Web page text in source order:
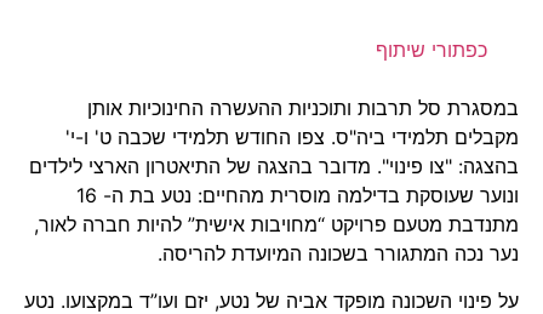
כפתורי שיתוף
במסגרת סל תרבות ותוכניות ההעשרה החינוכיות אותן
מקבלים תלמידי ביה"ס. צפו החודש תלמידי שכבה ט' ו-י'
בהצגה: "צו פינוי". מדובר בהצגה של התיאטרון הארצי לילדים
ונוער שעוסקת בדילמה מוסרית מהחיים: נטע בת ה- 16
מתנדבת מטעם פרויקט “מחויבות אישית” להיות חברה לאור,
נער נכה המתגורר בשכונה המיועדת להריסה.
על פינוי השכונה מופקד אביה של נטע, יזם ועו”ד במקצועו. נטע